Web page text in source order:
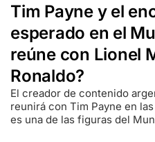
Tim Payne y el
esperado en el
reúne con Lionel
Ronaldo?
El creador de contenido
reunirá con Tim Payne en
es una de las figuras del